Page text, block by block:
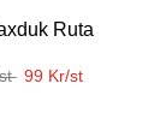
Ruta
99 Kr/st